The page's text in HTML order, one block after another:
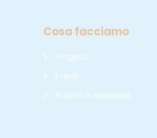
Cosa facciamo
Progetti
Eventi
Attività in ospedale